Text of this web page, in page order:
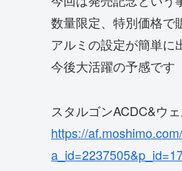
数量限定、特別価格で
アルミの設定が簡単に
今後大活躍の予感です
スタルゴンACDC&ウ
https://